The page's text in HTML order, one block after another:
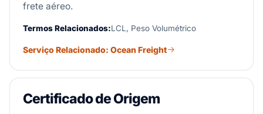
frete aéreo.
Termos Relacionados:LCL, Peso Volumétrico
Serviço Relacionado: Ocean Freight
Certificado de Origem